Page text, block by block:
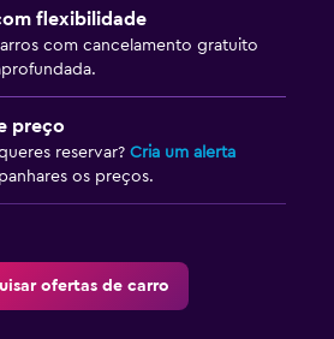
flexibilidade
com cancelamento gratuito
preço
reservar? Cria um alerta
os preços.
ofertas de carro